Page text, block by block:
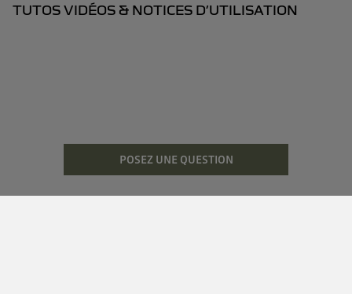
TUTOS VIDÉOS & NOTICES D’UTILISATION
POSEZ UNE QUESTION